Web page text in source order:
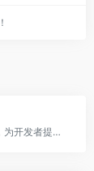
百度集开放数据、开源算法、免费算力三位一体，为开发者提供高效学习和开发环境、高价值高奖金竞赛项目，支撑高校老师轻松实现AI教学，并助力开发者学习交流，加速落地AI业务场景